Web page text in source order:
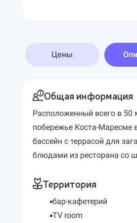
Цены
Общая информация
Расположенный всего в 50
побережье Коста-Маресме
бассейн с террасой для
блюдами из ресторана со
Территория
бар-кафетерий
TV room